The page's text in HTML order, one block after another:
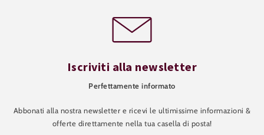
Iscriviti alla newsletter
Perfettamente informato
Abbonati alla nostra newsletter e ricevi le ultimissime informazioni &
offerte direttamente nella tua casella di posta!